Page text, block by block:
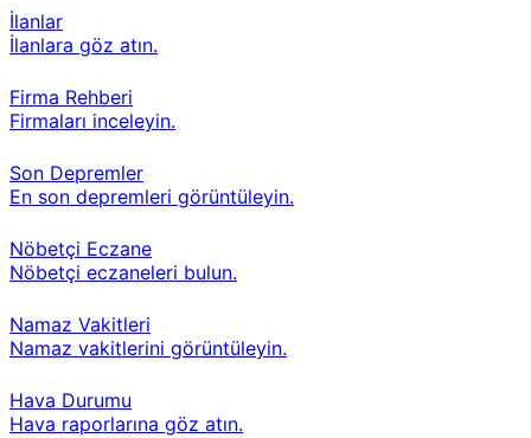
İlanlar
İlanlara göz atın.
Firma Rehberi
Firmaları inceleyin.
Son Depremler
En son depremleri görüntüleyin.
Nöbetçi Eczane
Nöbetçi eczaneleri bulun.
Namaz Vakitleri
Namaz vakitlerini görüntüleyin.
Hava Durumu
Hava raporlarına göz atın.